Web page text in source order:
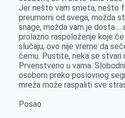
Jer nešto vam smeta, nešto
preumorni od svega, možda
snage, možda vam je
prolazno raspoloženje koje
slučaju, ovo nije vreme da
čemu. Pustite, neka se stvari
Prvenstveno u vama.
osobom preko poslovnog
mreža može raspaliti sve
Posao